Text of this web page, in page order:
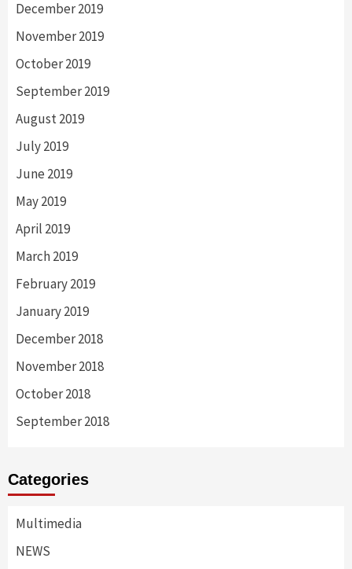
December 2019
November 2019
October 2019
September 2019
August 2019
July 2019
June 2019
May 2019
April 2019
March 2019
February 2019
January 2019
December 2018
November 2018
October 2018
September 2018
Categories
Multimedia
NEWS